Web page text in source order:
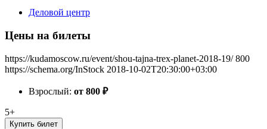
Деловой центр
Цены на билеты
https://kudamoscow.ru/event/shou-tajna-trex-planet-2018-19/ 800
https://schema.org/InStock 2018-10-02T20:30:00+03:00
Взрослый: от 800 ₽
5+
Купить билет